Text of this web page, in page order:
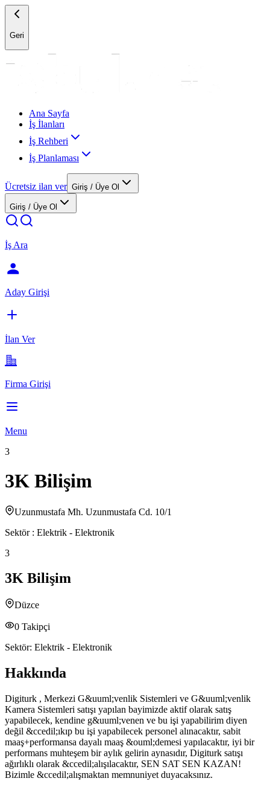
Geri
Ana Sayfa
İş İlanları
İş Rehberi
İş Planlaması
Ücretsiz ilan ver Giriş / Üye Ol
Giriş / Üye Ol
İş Ara
Aday Girişi
İlan Ver
Firma Girişi
Menu
3
3K Bilişim
Uzunmustafa Mh. Uzunmustafa Cd. 10/1
Sektör : Elektrik - Elektronik
3
3K Bilişim
Düzce
0 Takipçi
Sektör: Elektrik - Elektronik
Hakkında
Digiturk , Merkezi G&uuml;venlik Sistemleri ve G&uuml;venlik
Kamera Sistemleri satışı yapılan bayimizde aktif olarak satış
yapabilecek, kendine g&uuml;venen ve bu işi yapabilirim diyen
değil &ccedil;ıkıp bu işi yapabilecek personel alınacaktır, sabit
maaş+performansa dayalı maaş &ouml;demesi yapılacaktır, iyi bir
performans muhteşem bir aylık gelirin aynasıdır, Digiturk satışı
ağırlıklı olarak &ccedil;alışılacaktır, SEN SAT SEN KAZAN!
Bizimle &ccedil;alışmaktan memnuniyet duyacaksınız.